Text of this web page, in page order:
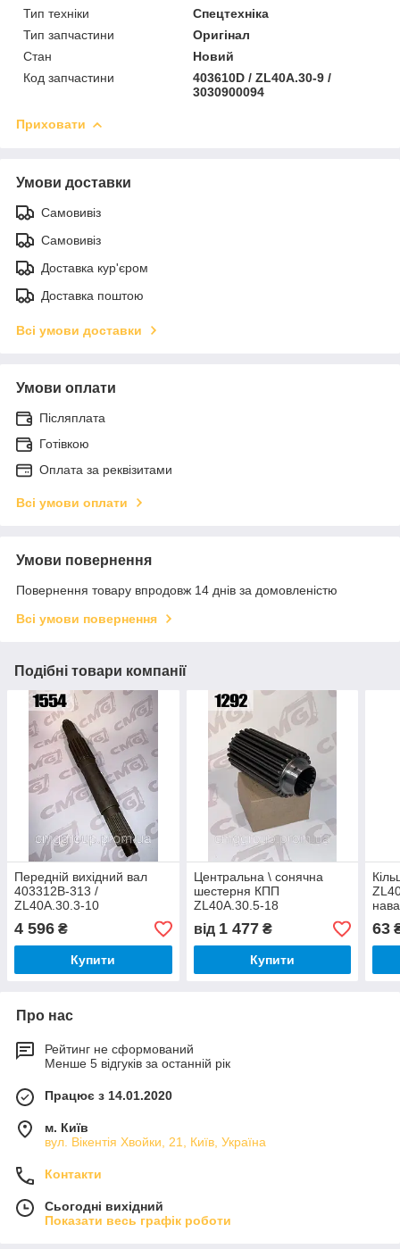
Тип техніки
Спецтехніка
Тип запчастини
Оригінал
Стан
Новий
Код запчастини
403610D / ZL40A.30-9 /
3030900094
Приховати
Умови доставки
Самовивіз
Самовивіз
Доставка кур'єром
Доставка поштою
Всі умови доставки
Умови оплати
Післяплата
Готівкою
Оплата за реквізитами
Всі умови оплати
Умови повернення
Повернення товару впродовж 14 днів за домовленістю
Всі умови повернення
Подібні товари компанії
Передній вихідний вал
403312В-313 /
ZL40A.30.3-10
фронтального
навантажувача ZL50G
4 596 ₴
Купити
Центральна \ сонячна
шестерня КПП
ZL40A.30.5-18
фронтального
навантажувача ZL50G
від 1 477₴
Купити
63
Про нас
Рейтинг не сформований
Менше 5 відгуків за останній рік
Працює з 14.01.2020
м. Київ
вул. Вікентія Хвойки, 21, Київ, Україна
Контакти
Сьогодні вихідний
Показати весь графік роботи